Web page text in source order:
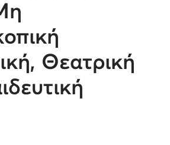
Θεατρική